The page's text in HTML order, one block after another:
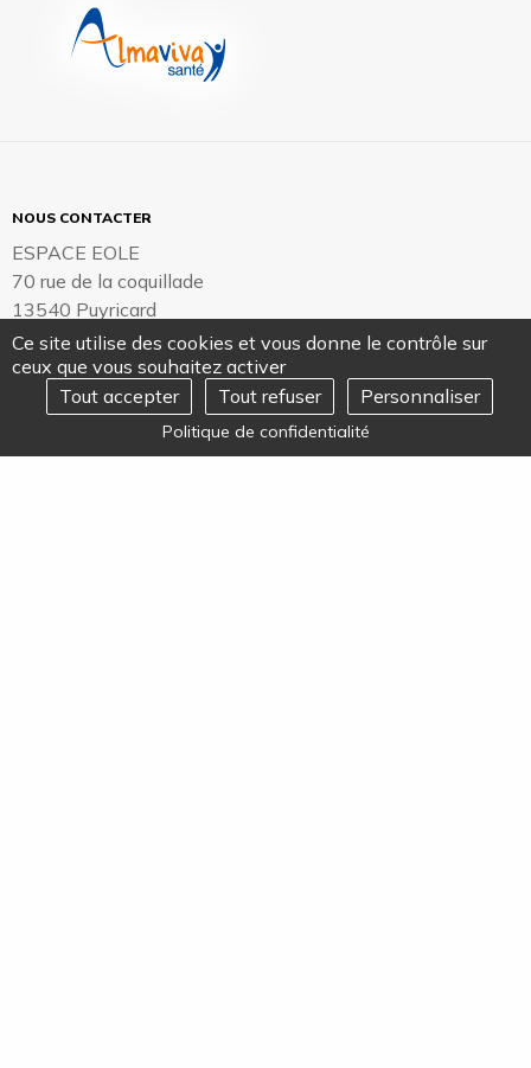
REJOIGNEZ-NOUS
Ouvrir
le
menu
NOUS CONTACTER
ESPACE EOLE
70 rue de la coquillade
13540 Puyricard
Envoyer un email
FACEBOOKYOUTUBE
Ce site utilise des cookies et vous donne le contrôle sur
ceux que vous souhaitez activer
Tout accepter
Tout refuser Personnaliser
Politique de confidentialité